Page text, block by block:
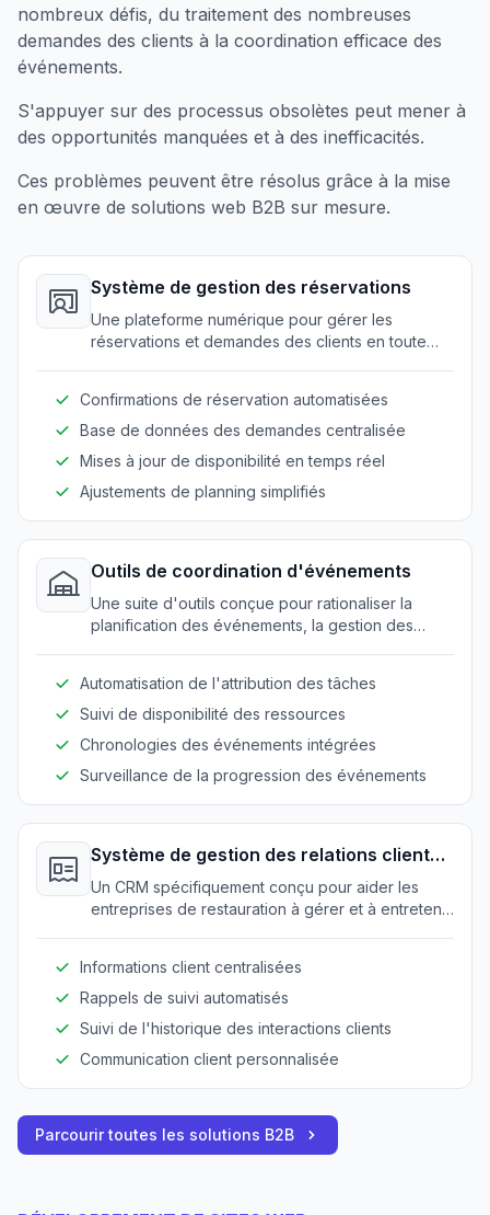
nombreux défis, du traitement des nombreuses
demandes des clients à la coordination efficace des
événements.
S'appuyer sur des processus obsolètes peut mener à
des opportunités manquées et à des inefficacités.
Ces problèmes peuvent être résolus grâce à la mise
en œuvre de solutions web B2B sur mesure.
Système de gestion des réservations
Une plateforme numérique pour gérer les
réservations et demandes des clients en toute
Confirmations de réservation automatisées
Base de données des demandes centralisée
Mises à jour de disponibilité en temps réel
Ajustements de planning simplifiés
Outils de coordination d'événements
Une suite d'outils conçue pour rationaliser la
planification des événements, la gestion des
Automatisation de l'attribution des tâches
Suivi de disponibilité des ressources
Chronologies des événements intégrées
Surveillance de la progression des événements
Système de gestion des relations clients
(CRM)
Un CRM spécifiquement conçu pour aider les
entreprises de restauration à gérer et à entretenir
Informations client centralisées
Rappels de suivi automatisés
Suivi de l'historique des interactions clients
Communication client personnalisée
Parcourir toutes les solutions B2B